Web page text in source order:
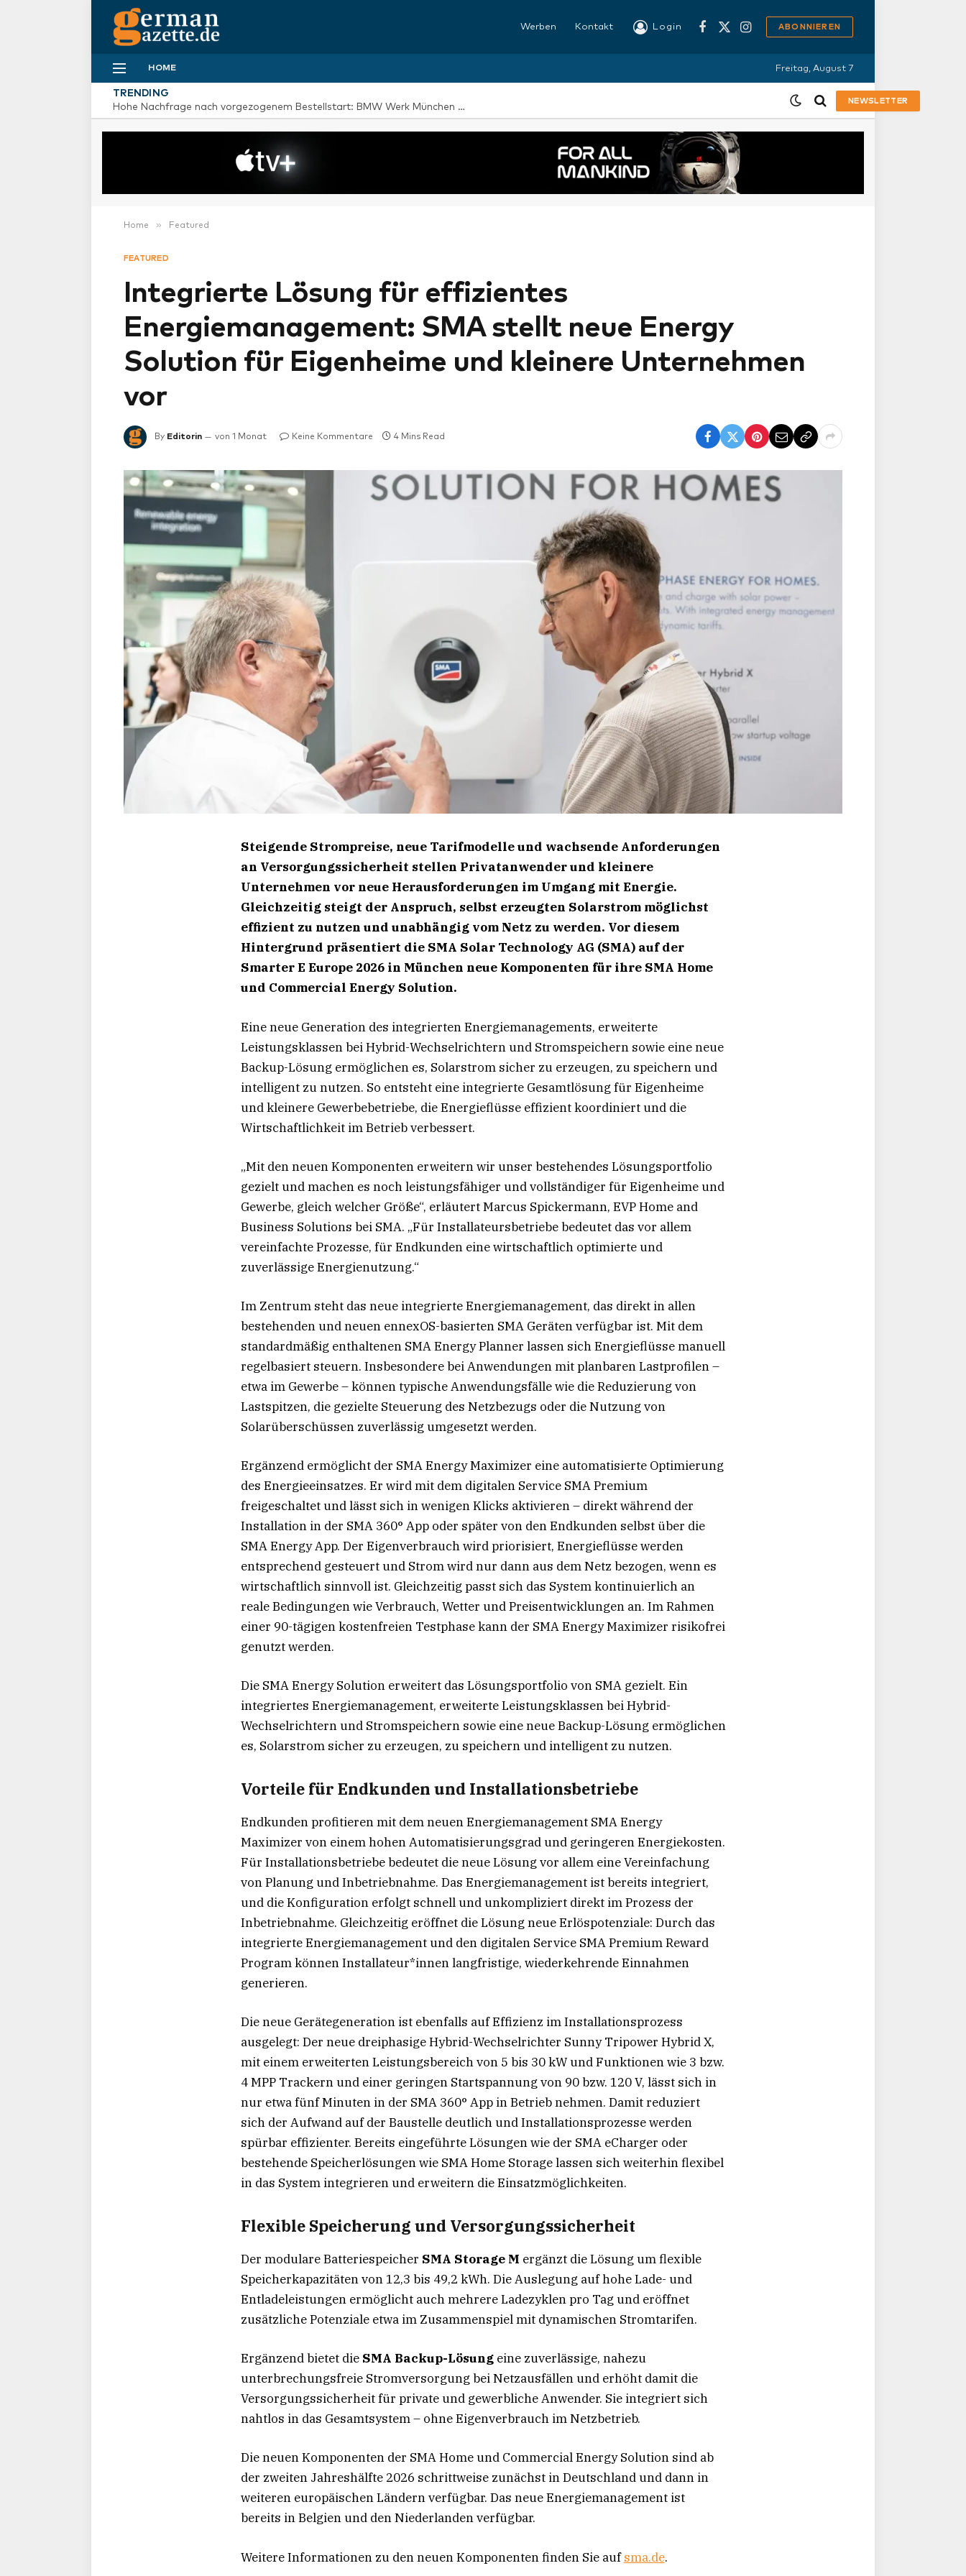
Werben Kontakt Login
Facebook
X
Instagram
ABONNIEREN
HOME Freitag, August 7
TRENDING
Hohe Nachfrage nach vorgezogenem Bestellstart: BMW Werk München startet mit steiler Anlaufkurve die Serienproduktion des BMW i3*
NEWSLETTER
Home » Featured
FEATURED
Integrierte Lösung für effizientes
Energiemanagement: SMA stellt neue Energy
Solution für Eigenheime und kleinere Unternehmen
vor
By Editorin von 1 Monat Keine Kommentare 4 Mins Read
Steigende Strompreise, neue Tarifmodelle und wachsende Anforderungen
an Versorgungssicherheit stellen Privatanwender und kleinere
Unternehmen vor neue Herausforderungen im Umgang mit Energie.
Gleichzeitig steigt der Anspruch, selbst erzeugten Solarstrom möglichst
effizient zu nutzen und unabhängig vom Netz zu werden. Vor diesem
Hintergrund präsentiert die SMA Solar Technology AG (SMA) auf der
Smarter E Europe 2026 in München neue Komponenten für ihre SMA Home
und Commercial Energy Solution.
Eine neue Generation des integrierten Energiemanagements, erweiterte
Leistungsklassen bei Hybrid-Wechselrichtern und Stromspeichern sowie eine neue
Backup-Lösung ermöglichen es, Solarstrom sicher zu erzeugen, zu speichern und
intelligent zu nutzen. So entsteht eine integrierte Gesamtlösung für Eigenheime
und kleinere Gewerbebetriebe, die Energieflüsse effizient koordiniert und die
Wirtschaftlichkeit im Betrieb verbessert.
„Mit den neuen Komponenten erweitern wir unser bestehendes Lösungsportfolio
gezielt und machen es noch leistungsfähiger und vollständiger für Eigenheime und
Gewerbe, gleich welcher Größe“, erläutert Marcus Spickermann, EVP Home and
Business Solutions bei SMA. „Für Installateursbetriebe bedeutet das vor allem
vereinfachte Prozesse, für Endkunden eine wirtschaftlich optimierte und
zuverlässige Energienutzung.“
Im Zentrum steht das neue integrierte Energiemanagement, das direkt in allen
bestehenden und neuen ennexOS-basierten SMA Geräten verfügbar ist. Mit dem
standardmäßig enthaltenen SMA Energy Planner lassen sich Energieflüsse manuell
regelbasiert steuern. Insbesondere bei Anwendungen mit planbaren Lastprofilen –
etwa im Gewerbe – können typische Anwendungsfälle wie die Reduzierung von
Lastspitzen, die gezielte Steuerung des Netzbezugs oder die Nutzung von
Solarüberschüssen zuverlässig umgesetzt werden.
Ergänzend ermöglicht der SMA Energy Maximizer eine automatisierte Optimierung
des Energieeinsatzes. Er wird mit dem digitalen Service SMA Premium
freigeschaltet und lässt sich in wenigen Klicks aktivieren – direkt während der
Installation in der SMA 360° App oder später von den Endkunden selbst über die
SMA Energy App. Der Eigenverbrauch wird priorisiert, Energieflüsse werden
entsprechend gesteuert und Strom wird nur dann aus dem Netz bezogen, wenn es
wirtschaftlich sinnvoll ist. Gleichzeitig passt sich das System kontinuierlich an
reale Bedingungen wie Verbrauch, Wetter und Preisentwicklungen an. Im Rahmen
einer 90-tägigen kostenfreien Testphase kann der SMA Energy Maximizer risikofrei
genutzt werden.
Die SMA Energy Solution erweitert das Lösungsportfolio von SMA gezielt. Ein
integriertes Energiemanagement, erweiterte Leistungsklassen bei Hybrid-
Wechselrichtern und Stromspeichern sowie eine neue Backup-Lösung ermöglichen
es, Solarstrom sicher zu erzeugen, zu speichern und intelligent zu nutzen.
Vorteile für Endkunden und Installationsbetriebe
Endkunden profitieren mit dem neuen Energiemanagement SMA Energy
Maximizer von einem hohen Automatisierungsgrad und geringeren Energiekosten.
Für Installationsbetriebe bedeutet die neue Lösung vor allem eine Vereinfachung
von Planung und Inbetriebnahme. Das Energiemanagement ist bereits integriert,
und die Konfiguration erfolgt schnell und unkompliziert direkt im Prozess der
Inbetriebnahme. Gleichzeitig eröffnet die Lösung neue Erlöspotenziale: Durch das
integrierte Energiemanagement und den digitalen Service SMA Premium Reward
Program können Installateur*innen langfristige, wiederkehrende Einnahmen
generieren.
Die neue Gerätegeneration ist ebenfalls auf Effizienz im Installationsprozess
ausgelegt: Der neue dreiphasige Hybrid-Wechselrichter Sunny Tripower Hybrid X,
mit einem erweiterten Leistungsbereich von 5 bis 30 kW und Funktionen wie 3 bzw.
4 MPP Trackern und einer geringen Startspannung von 90 bzw. 120 V, lässt sich in
nur etwa fünf Minuten in der SMA 360° App in Betrieb nehmen. Damit reduziert
sich der Aufwand auf der Baustelle deutlich und Installationsprozesse werden
spürbar effizienter. Bereits eingeführte Lösungen wie der SMA eCharger oder
bestehende Speicherlösungen wie SMA Home Storage lassen sich weiterhin flexibel
in das System integrieren und erweitern die Einsatzmöglichkeiten.
Flexible Speicherung und Versorgungssicherheit
Der modulare Batteriespeicher SMA Storage M ergänzt die Lösung um flexible
Speicherkapazitäten von 12,3 bis 49,2 kWh. Die Auslegung auf hohe Lade- und
Entladeleistungen ermöglicht auch mehrere Ladezyklen pro Tag und eröffnet
zusätzliche Potenziale etwa im Zusammenspiel mit dynamischen Stromtarifen.
Ergänzend bietet die SMA Backup-Lösungeine zuverlässige, nahezu
unterbrechungsfreie Stromversorgung bei Netzausfällen und erhöht damit die
Versorgungssicherheit für private und gewerbliche Anwender. Sie integriert sich
nahtlos in das Gesamtsystem – ohne Eigenverbrauch im Netzbetrieb.
Die neuen Komponenten der SMA Home und Commercial Energy Solution sind ab
der zweiten Jahreshälfte 2026 schrittweise zunächst in Deutschland und dann in
weiteren europäischen Ländern verfügbar. Das neue Energiemanagement ist
bereits in Belgien und den Niederlanden verfügbar.
Weitere Informationen zu den neuen Komponenten finden Sie aufsma.de.